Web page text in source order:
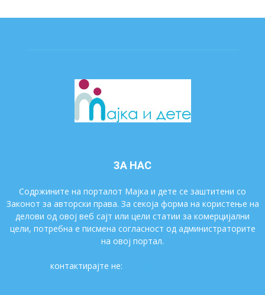
ЗА НАС
Содржините на порталот Мајка и дете се заштитени со
Законот за авторски права. За секоја форма на користење на
делови од овој веб сајт или цели статии за комерцијални
цели, потребна е писмена согласност од администраторите
на овој портал.
контактирајте не: